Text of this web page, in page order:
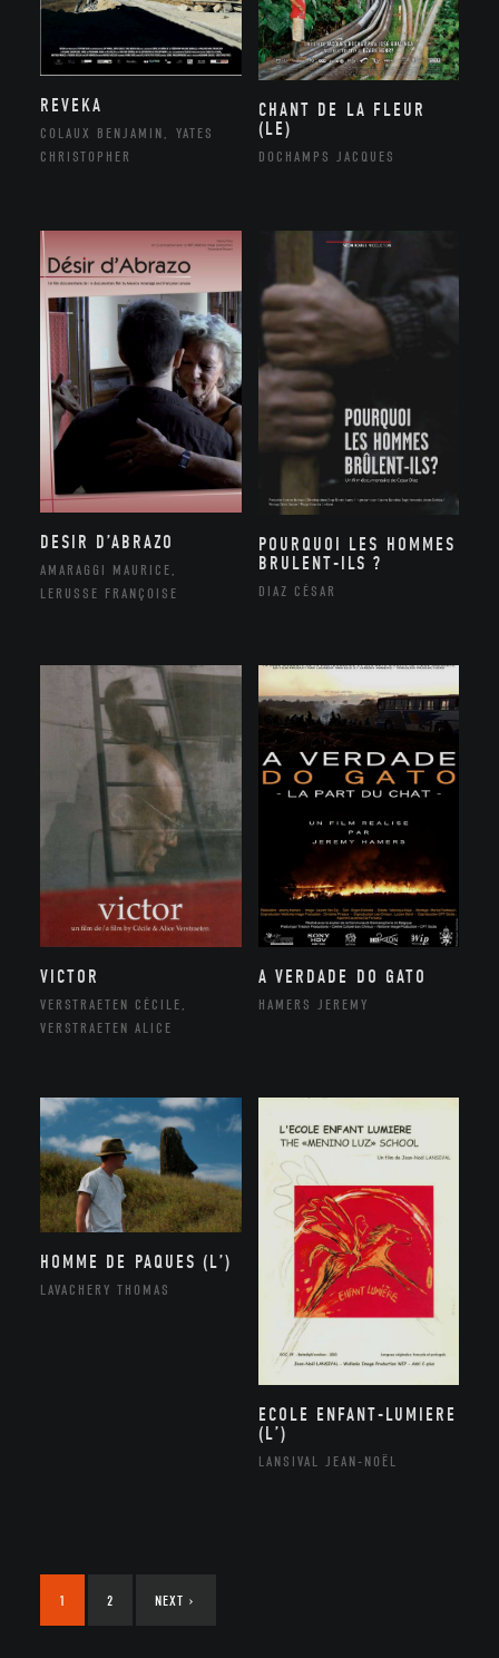
REVEKA
COLAUX BENJAMIN, YATES
CHRISTOPHER
CHANT DE LA FLEUR
(LE)
DOCHAMPS JACQUES
DESIR D’ABRAZO
AMARAGGI MAURICE,
LERUSSE FRANÇOISE
POURQUOI LES HOMMES
BRULENT-ILS ?
DIAZ CÉSAR
VICTOR
VERSTRAETEN CÉCILE,
VERSTRAETEN ALICE
A VERDADE DO GATO
HAMERS JEREMY
HOMME DE PAQUES (L’)
LAVACHERY THOMAS
ECOLE ENFANT-LUMIERE
(L’)
LANSIVAL JEAN-NOËL
1 2 NEXT ›